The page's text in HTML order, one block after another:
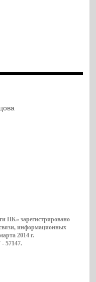
ПК» зарегистрировано
информационных
2014 г.
57147.